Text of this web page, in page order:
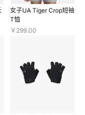
女子UA Tiger Crop短袖
T恤
￥299.00